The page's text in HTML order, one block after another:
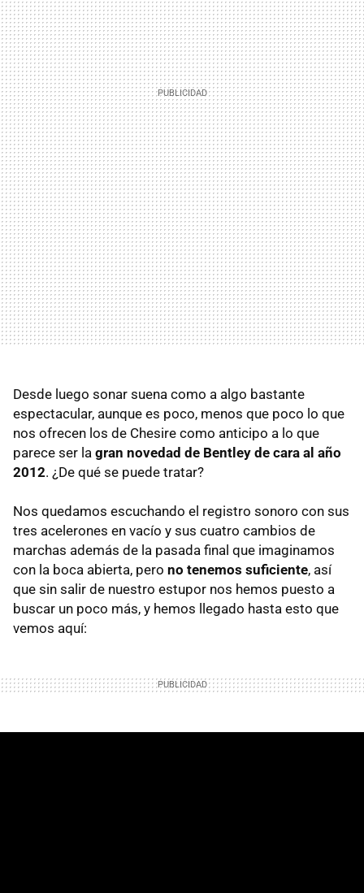
Desde luego sonar suena como a algo bastante
espectacular, aunque es poco, menos que poco lo que
nos ofrecen los de Chesire como anticipo a lo que
parece ser la gran novedad de Bentley de cara al año
2012. ¿De qué se puede tratar?
Nos quedamos escuchando el registro sonoro con sus
tres acelerones en vacío y sus cuatro cambios de
marchas además de la pasada final que imaginamos
con la boca abierta, pero no tenemos suficiente, así
que sin salir de nuestro estupor nos hemos puesto a
buscar un poco más, y hemos llegado hasta esto que
vemos aquí: